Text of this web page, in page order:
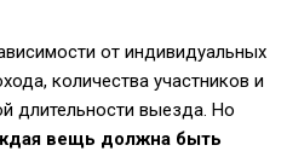
от индивидуальных
количества участников и
длительности выезда. Но
вещь должна быть